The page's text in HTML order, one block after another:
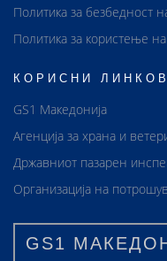
Политика за безбедност
Политика за користење
КОРИСНИ
GS1 Македонија
Агенција за храна и
Државниот пазарен
Организација на
GS1